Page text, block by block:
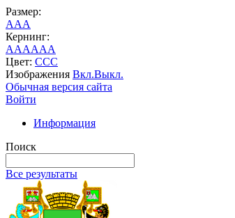
Размер:
AAA
Кернинг:
AAAAAA
Цвет: CCC
Изображения Вкл.Выкл.
Обычная версия сайта
Войти
Информация
Поиск
Все результаты